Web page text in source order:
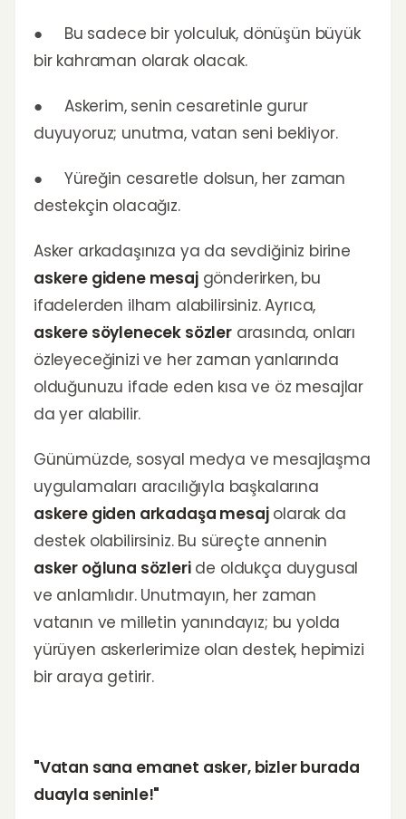
● Bu sadece bir yolculuk, dönüşün büyük
bir kahraman olarak olacak.
● Askerim, senin cesaretinle gurur
duyuyoruz; unutma, vatan seni bekliyor.
● Yüreğin cesaretle dolsun, her zaman
destekçin olacağız.
Asker arkadaşınıza ya da sevdiğiniz birine
askere gidene mesajgönderirken, bu
ifadelerden ilham alabilirsiniz. Ayrıca,
askere söylenecek sözlerarasında, onları
özleyeceğinizi ve her zaman yanlarında
olduğunuzu ifade eden kısa ve öz mesajlar
da yer alabilir.
Günümüzde, sosyal medya ve mesajlaşma
uygulamaları aracılığıyla başkalarına
askere giden arkadaşa mesajolarak da
destek olabilirsiniz. Bu süreçte annenin
asker oğluna sözleride oldukça duygusal
ve anlamlıdır. Unutmayın, her zaman
vatanın ve milletin yanındayız; bu yolda
yürüyen askerlerimize olan destek, hepimizi
bir araya getirir.
"Vatan sana emanet asker, bizler burada
duayla seninle!"